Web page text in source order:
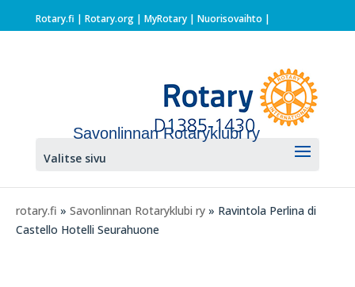
Rotary.fi | Rotary.org| MyRotary | Nuorisovaihto |
Savonlinnan Rotaryklubi ry
Valitse sivu
rotary.fi » Savonlinnan Rotaryklubi ry » Ravintola Perlina di
Castello Hotelli Seurahuone